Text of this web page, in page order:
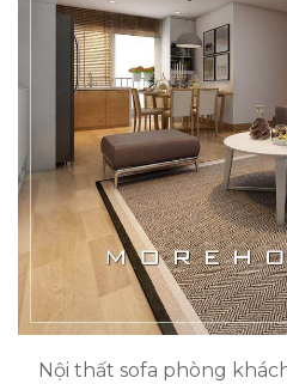
Nội thất sofa phòng